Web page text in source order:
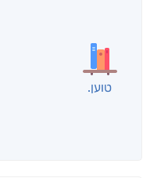
אנשים שקראו את זה